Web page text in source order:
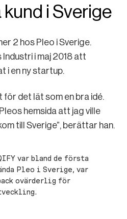
i Sverige
2 hos Pleo i Sverige.
i maj 2018 att
i en ny startup.
för det lät som en bra idé.
hemsida att jag ville
till Sverige”, berättar han.
var bland de första
Pleo i Sverige, var
ovärderlig för